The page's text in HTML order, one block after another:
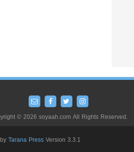
© 2026 soyaah.com All Rights Reserved.
Tarana PressVersion 3.3.1